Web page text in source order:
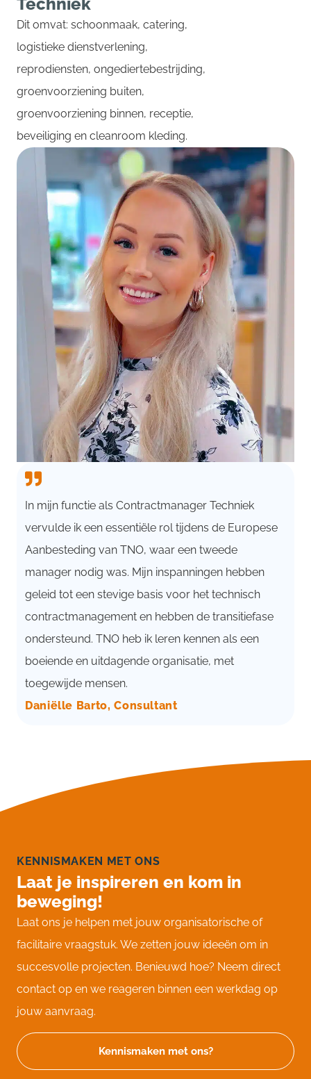
Dit omvat: schoonmaak, catering,
logistieke dienstverlening,
reprodiensten, ongediertebestrijding,
groenvoorziening buiten,
groenvoorziening binnen, receptie,
beveiliging en cleanroom kleding.
In mijn functie als Contractmanager Techniek
vervulde ik een essentiële rol tijdens de Europese
Aanbesteding van TNO, waar een tweede
manager nodig was. Mijn inspanningen hebben
geleid tot een stevige basis voor het technisch
contractmanagement en hebben de transitiefase
ondersteund. TNO heb ik leren kennen als een
boeiende en uitdagende organisatie, met
toegewijde mensen.
Daniëlle Barto, Consultant
KENNISMAKEN MET ONS
Laat je inspireren en kom in
beweging!
Laat ons je helpen met jouw organisatorische of
facilitaire vraagstuk. We zetten jouw ideeën om in
succesvolle projecten. Benieuwd hoe? Neem direct
contact op en we reageren binnen een werkdag op
jouw aanvraag.
Kennismaken met ons?